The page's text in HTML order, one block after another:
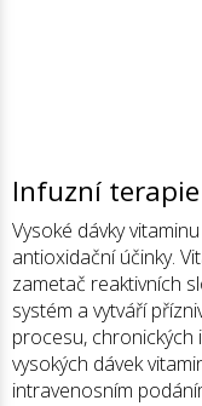
Infuzní
Vysoké dávky
antioxidační účinky.
zametač reaktivních
systém a vytváří
procesu, chronických
vysokých dávek
intravenosním